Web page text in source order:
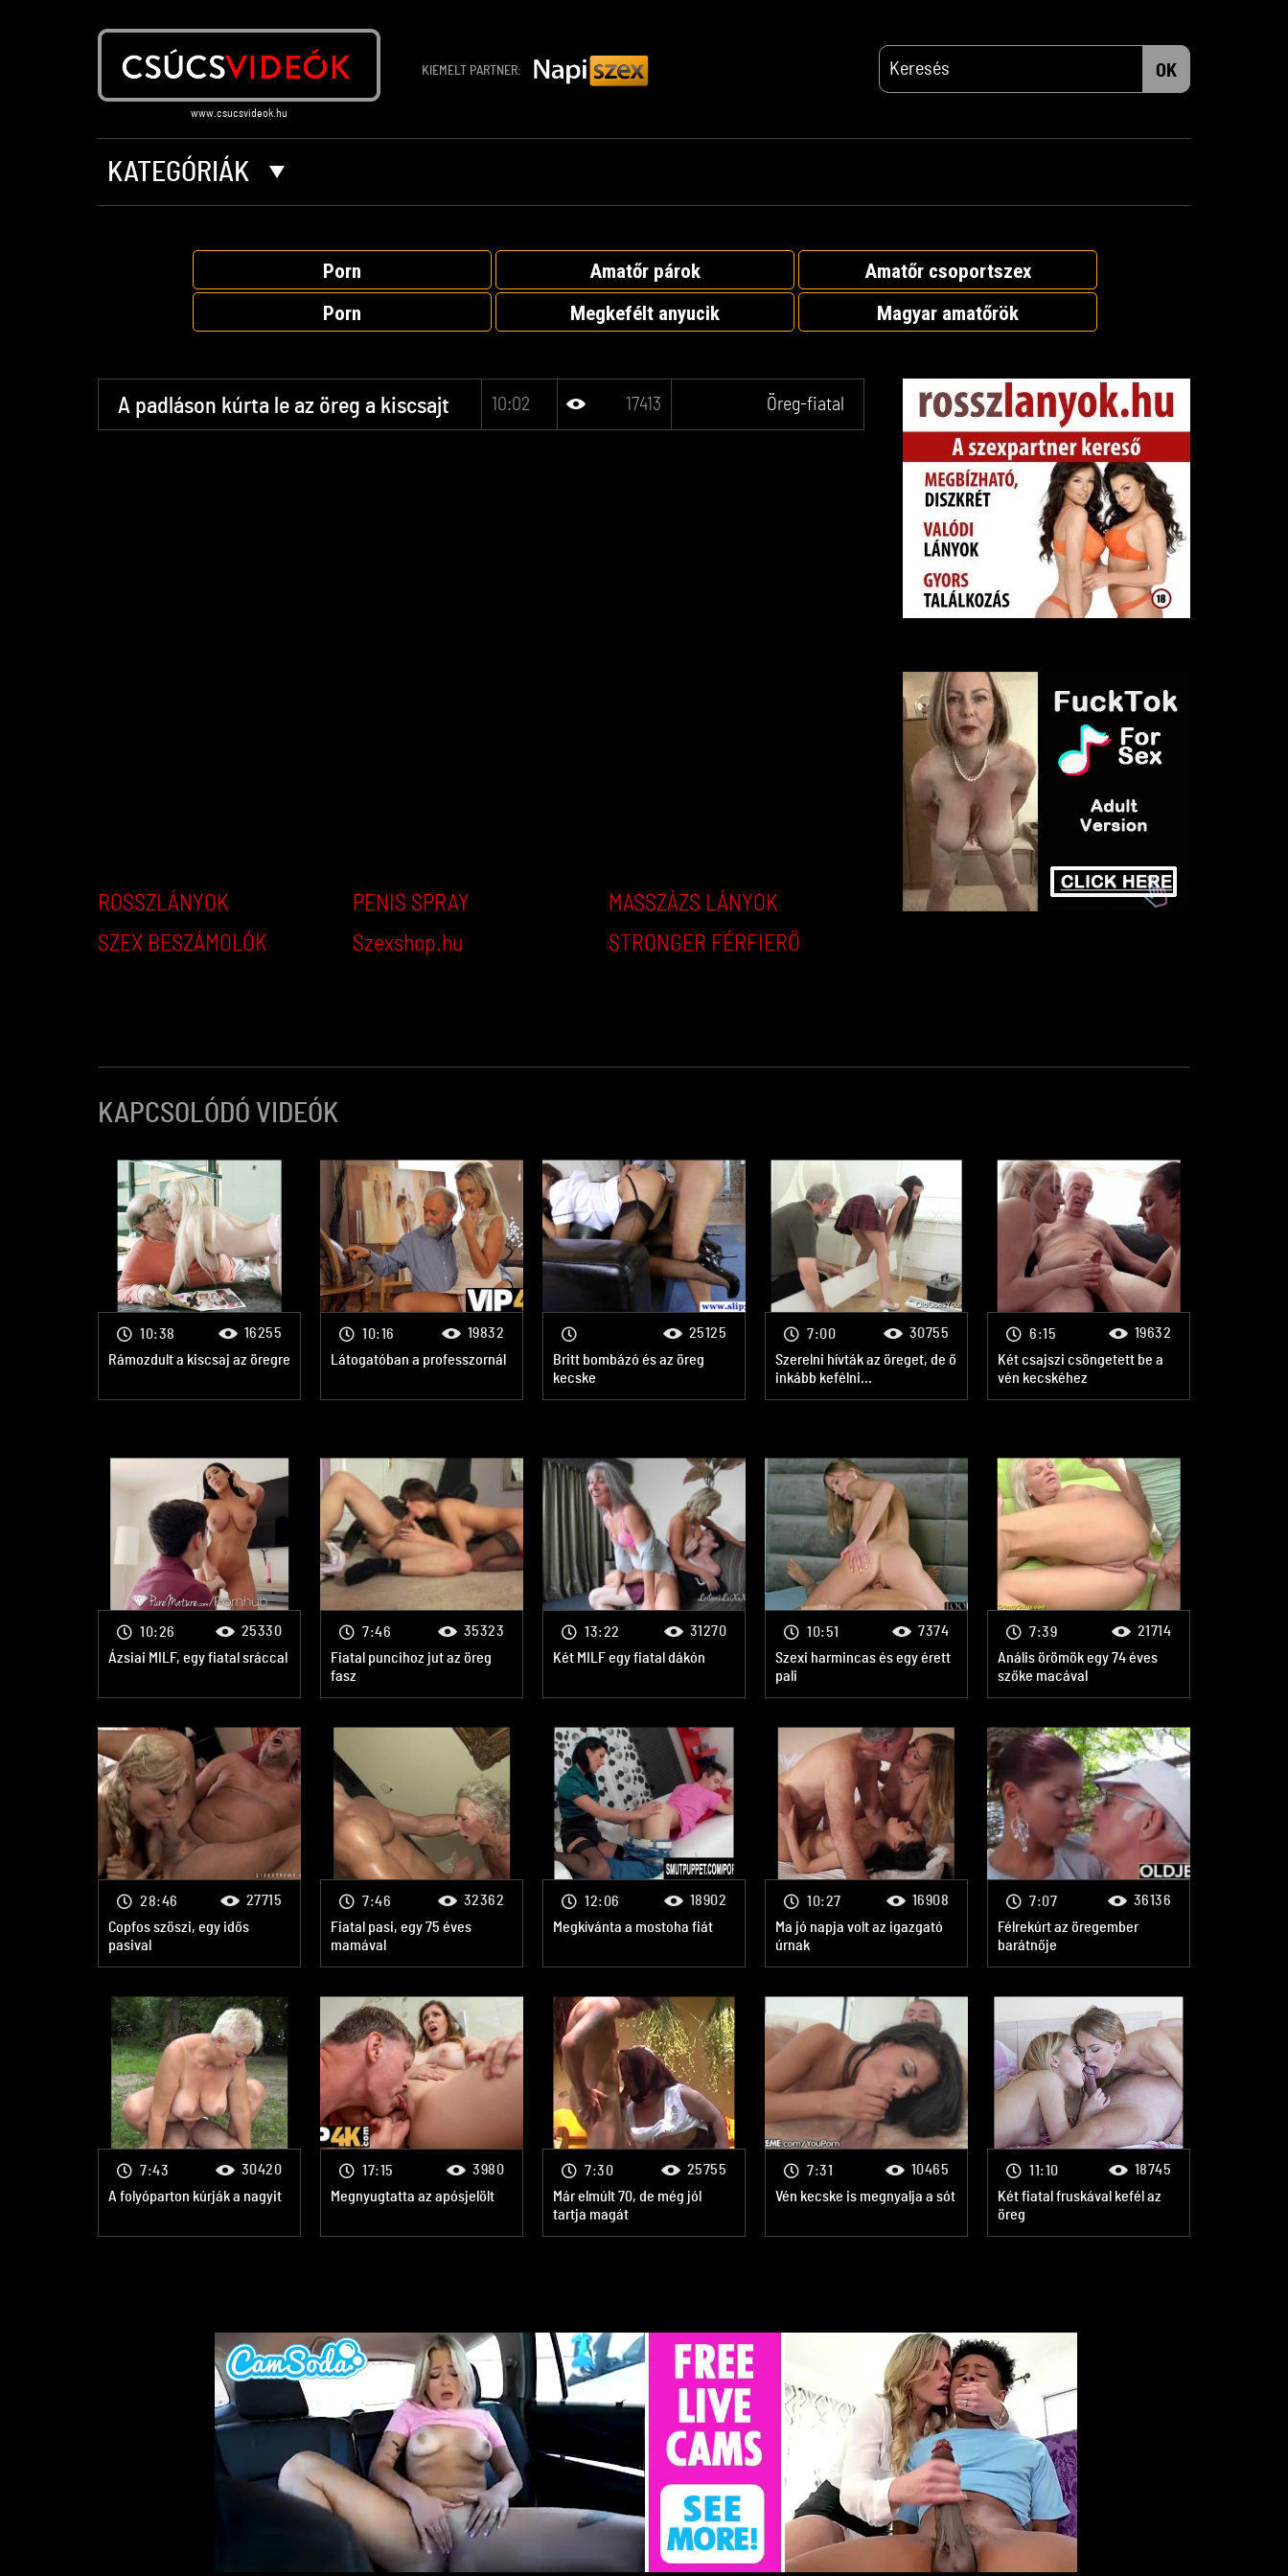
KIEMELT PARTNER:
KATEGÓRIÁK
OK
Porn Amatőr párok
Amatőr csoportszex
Porn
Megkefélt anyucik Magyar amatőrök
A padláson kúrta le az öreg a kiscsajt 10:02 17413 Öreg-fiatal
ROSSZLÁNYOK PENIS SPRAY
MASSZÁZS LÁNYOK
SZEX BESZÁMOLÓK
Szexshop.hu STRONGER FÉRFIERŐ
KAPCSOLÓDÓ VIDEÓK
Rámozdult a kiscsaj az öregre
10:38
16255
Látogatóban a professzornál
10:16
19832
Britt bombázó és az öreg
kecske
25125
Szerelni hívták az öreget, de ő
inkább kefélni...
7:00
30755
Két csajszi csöngetett be a
vén kecskéhez
6:15 19632
Ázsiai MILF, egy fiatal sráccal
10:26
25330
Fiatal puncihoz jut az öreg
fasz
7:46
35323
Két MILF egy fiatal dákón
13:22
31270
Szexi harmincas és egy érett
pali
10:51
7374
Anális örömök egy 74 éves
szőke macával
7:39 21714
Copfos szöszi, egy idős
pasival
28:46
27715
Fiatal pasi, egy 75 éves
mamával
7:46
32362
Megkívánta a mostoha fiát
12:06
18902
Ma jó napja volt az igazgató
úrnak
10:27
16908
Félrekúrt az öregember
barátnője
7:07 36136
A folyóparton kúrják a nagyit
7:43
30420
Megnyugtatta az apósjelölt
17:15
3980
Már elmúlt 70, de még jól
tartja magát
7:30
25755
Vén kecske is megnyalja a sót
7:31
10465
Két fiatal fruskával kefél az
öreg
11:10 18745